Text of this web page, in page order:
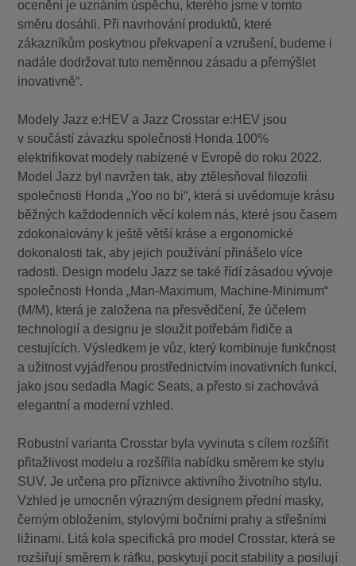
ocenění je uznáním úspěchu, kterého jsme v tomto
směru dosáhli. Při navrhování produktů, které
zákazníkům poskytnou překvapení a vzrušení, budeme i
nadále dodržovat tuto neměnnou zásadu a přemýšlet
inovativně“.
Modely Jazz e:HEV a Jazz Crosstar e:HEV jsou
v součástí závazku společnosti Honda 100%
elektrifikovat modely nabízené v Evropě do roku 2022.
Model Jazz byl navržen tak, aby ztělesňoval filozofii
společnosti Honda „Yoo no bi“, která si uvědomuje krásu
běžných každodenních věcí kolem nás, které jsou časem
zdokonalovány k ještě větší kráse a ergonomické
dokonalosti tak, aby jejich používání přinášelo více
radosti. Design modelu Jazz se také řídí zásadou vývoje
společnosti Honda „Man-Maximum, Machine-Minimum“
(M/M), která je založena na přesvědčení, že účelem
technologií a designu je sloužit potřebám řidiče a
cestujících. Výsledkem je vůz, který kombinuje funkčnost
a užitnost vyjádřenou prostřednictvím inovativních funkcí,
jako jsou sedadla Magic Seats, a přesto si zachovává
elegantní a moderní vzhled.
Robustní varianta Crosstar byla vyvinuta s cílem rozšířit
přitažlivost modelu a rozšířila nabídku směrem ke stylu
SUV. Je určena pro příznivce aktivního životního stylu.
Vzhled je umocněn výrazným designem přední masky,
černým obložením, stylovými bočními prahy a střešními
ližinami. Litá kola specifická pro model Crosstar, která se
rozšiřují směrem k ráfku, poskytují pocit stability a posilují